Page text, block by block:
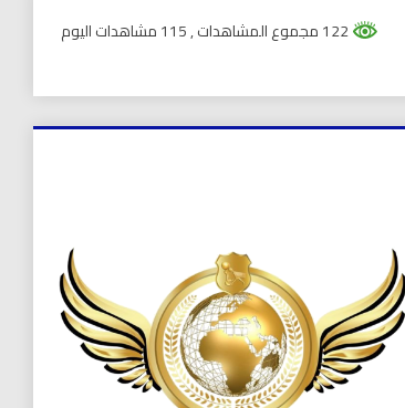
, 115 مشاهدات اليوم